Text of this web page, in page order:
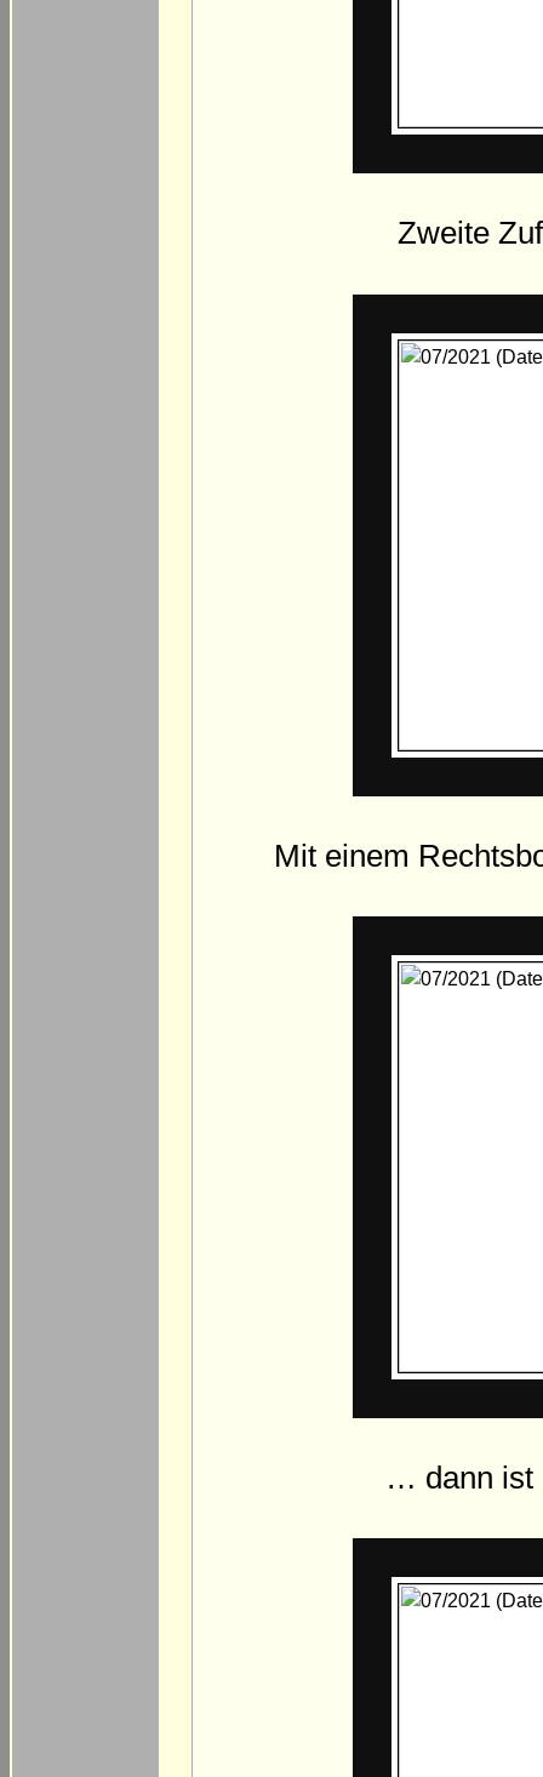
Zweite
Mit einem
… dann ist